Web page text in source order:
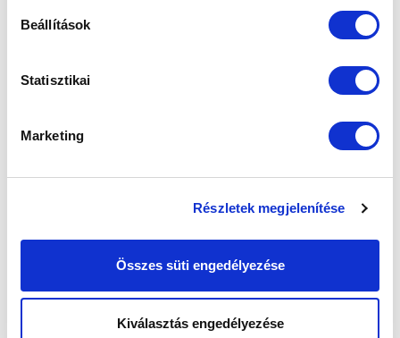
Beállítások
Statisztikai
Marketing
Részletek megjelenítése
Összes süti engedélyezése
Kiválasztás engedélyezése